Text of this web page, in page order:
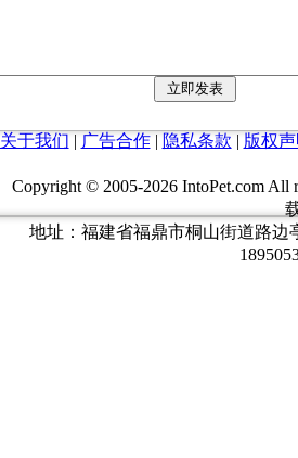
关于我们 | 广告合作| 隐私条款 | 版权
Copyright © 2005-2026 IntoPet.com
地址：福建省福鼎市桐山街道路边